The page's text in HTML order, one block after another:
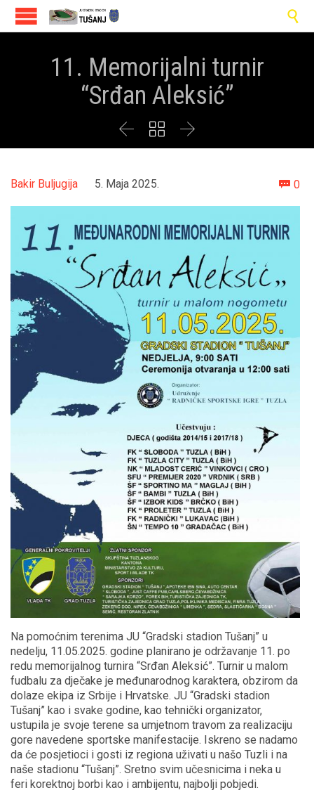

11. Memorijalni turnir
“Srđan Aleksić”
  
Bakir Buljugija 5. Maja 2025.  0
Na pomoćnim terenima JU “Gradski stadion Tušanj” u
nedelju, 11.05.2025. godine planirano je održavanje 11. po
redu memorijalnog turnira “Srđan Aleksić”. Turnir u malom
fudbalu za dječake je međunarodnog karaktera, obzirom da
dolaze ekipa iz Srbije i Hrvatske. JU “Gradski stadion
Tušanj” kao i svake godine, kao tehnički organizator,
ustupila je svoje terene sa umjetnom travom za realizaciju
gore navedene sportske manifestacije. Iskreno se nadamo
da će posjetioci i gosti iz regiona uživati u našo Tuzli i na
naše stadionu “Tušanj”. Sretno svim učesnicima i neka u
feri korektnoj borbi kao i ambijentu, najbolji pobjedi.